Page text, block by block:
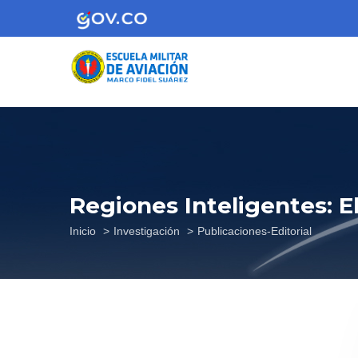
Regiones Inteligentes:
Sobrescribir
de
Inicio Investigación Publicaciones-Editorial